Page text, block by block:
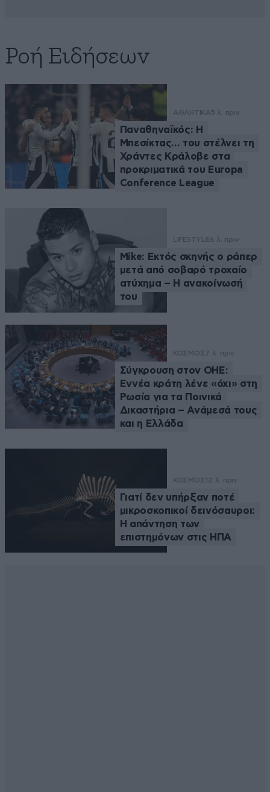
Ροή Ειδήσεων
ΑΘΛΗΤΙΚΑ5 λ. πριν
Παναθηναϊκός: Η
Μπεσίκτας… του στέλνει τη
Χράντες Κράλοβε στα
προκριματικά του Europa
Conference League
LIFESTYLE6 λ. πριν
Mike: Εκτός σκηνής ο ράπερ
μετά από σοβαρό τροχαίο
ατύχημα – Η ανακοίνωσή
του
ΚΟΣΜΟΣ7 λ. πριν
Σύγκρουση στον ΟΗΕ:
Εννέα κράτη λένε «όχι» στη
Ρωσία για τα Ποινικά
Δικαστήρια – Ανάμεσά τους
και η Ελλάδα
ΚΟΣΜΟΣ 12 λ. πριν
Γιατί δεν υπήρξαν ποτέ
μικροσκοπικοί δεινόσαυροι:
Η απάντηση των
επιστημόνων στις ΗΠΑ